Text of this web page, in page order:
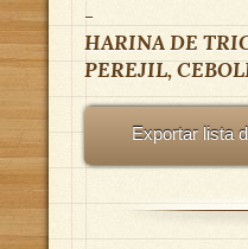
-
HARINA DE
PEREJIL,
Exportar lista